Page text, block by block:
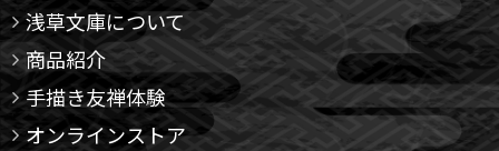
浅草文庫について
商品紹介
手描き友禅体験
オンラインストア